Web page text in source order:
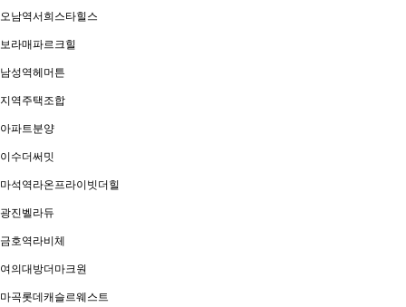
오남역서희스타힐스
보라매파르크힐
남성역헤머튼
지역주택조합
아파트분양
이수더써밋
마석역라온프라이빗더힐
광진벨라듀
금호역라비체
여의대방더마크원
마곡롯데캐슬르웨스트